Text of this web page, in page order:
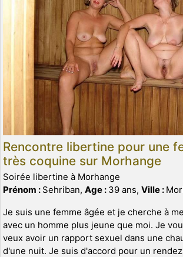
Rencontre libertine pour une
très coquine sur Morhange
Soirée libertine à Morhange
Prénom : Sehriban, Age : 39 ans, Ville :
Je suis une femme âgée et je cherche à
avec un homme plus jeune que moi. Je
veux avoir un rapport sexuel dans une
d'une nuit. Je suis d'accord pour un